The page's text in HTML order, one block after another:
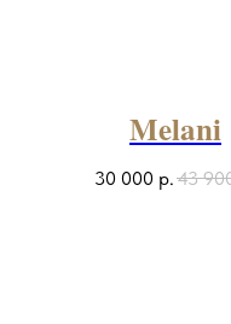
Melani
30 000 р. 43